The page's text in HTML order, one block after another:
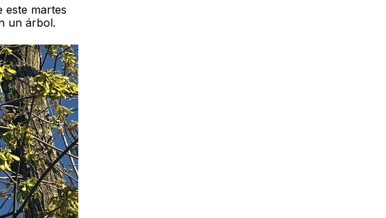
este martes
un árbol.